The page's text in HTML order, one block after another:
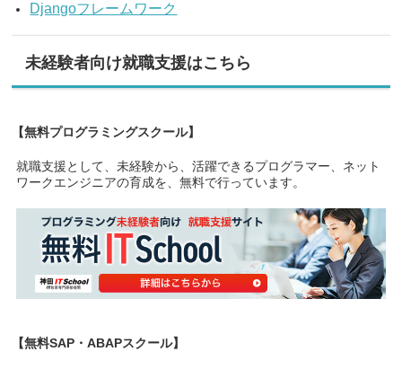
Djangoフレームワーク
未経験者向け就職支援はこちら
【無料プログラミングスクール】
就職支援として、未経験から、活躍できるプログラマー、ネット
ワークエンジニアの育成を、無料で行っています。
【無料SAP・ABAPスクール】